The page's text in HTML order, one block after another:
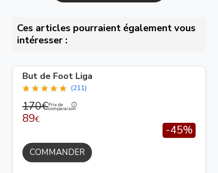
Ces articles pourraient également vous
intéresser :
But de Foot Liga
(211)
170€Prix de
comparaison
89€
-45%
COMMANDER